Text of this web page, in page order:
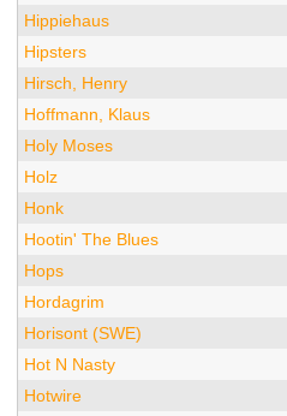
Hippiehaus
Hipsters
Hirsch, Henry
Hoffmann, Klaus
Holy Moses
Holz
Honk
Hootin' The Blues
Hops
Hordagrim
Horisont (SWE)
Hot N Nasty
Hotwire